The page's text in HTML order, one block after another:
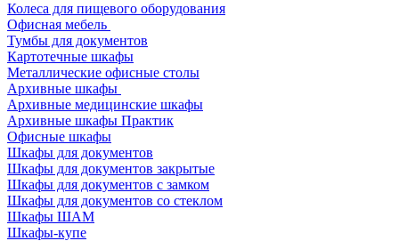
Колеса для пищевого оборудования
Офисная мебель
Тумбы для документов
Картотечные шкафы
Металлические офисные столы
Архивные шкафы
Архивные медицинские шкафы
Архивные шкафы Практик
Офисные шкафы
Шкафы для документов
Шкафы для документов закрытые
Шкафы для документов с замком
Шкафы для документов со стеклом
Шкафы ШАМ
Шкафы-купе